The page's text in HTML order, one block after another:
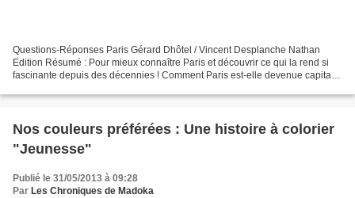
Questions-Réponses Paris Gérard Dhôtel / Vincent Desplanche Nathan
Edition Résumé : Pour mieux connaître Paris et découvrir ce qui la rend si
fascinante depuis des décennies ! Comment Paris est-elle devenue capitale
Nos couleurs préférées : Une histoire à colorier
"Jeunesse"
Publié le 31/05/2013 à 09:28
Par Les Chroniques de Madoka